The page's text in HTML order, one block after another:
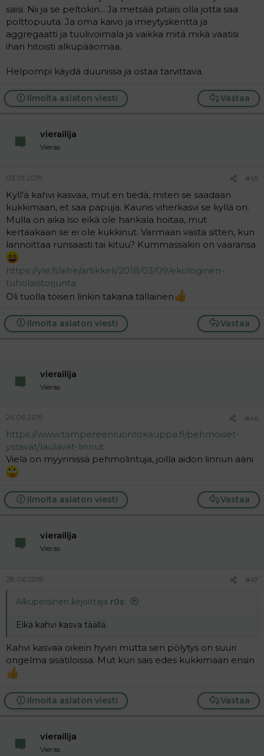
saisi. Nii ja se peltokin... Ja metsää pitäiis olla jotta saa
polttopuuta. Ja oma kaivo ja imeytyskenttä ja
aggregaatti ja tuulivoimala ja vaikka mitä mikä vaatisi
ihan hitoisti alkupääomaa.
Helpompi käydä duunissa ja ostaa tarvittava.
Vastaa
Ilmoita asiaton viesti
vierailija
Vieras
03.01.2019 #45
Kyll'ä kahvi kasvaa, mut en tiedä, miten se saadaan
kukkimaan, et saa papuja. Kaunis viherkasvi se kyllä on.
Mulla on aika iso eikä ole hankala hoitaa, mut
kertaakaan se ei ole kukkinut. Varmaan vasta sitten, kun
lannoittaa runsaasti tai kituu? Kummassakin on vaaransa
https://yle.fi/aihe/artikkeli/2018/03/09/ekologinen-
tuholaistorjunta
Oli tuolla toisen linkin takana tällainen
Vastaa
Ilmoita asiaton viesti
vierailija
Vieras
26.06.2019 #46
https://www.tampereenluontokauppa.fi/pehmoiset-
ystavat/laulavat-linnut
Vielä on myynnissä pehmolintuja, joilla aidon linnun ääni
Vastaa
Ilmoita asiaton viesti
vierailija
Vieras
28.06.2019 #47
Alkuperäinen kirjoittaja r0s:
Eikä kahvi kasva täällä.
Kahvi kasvaa oikein hyvin mutta sen pölytys on suuri
ongelma sisätiloissa. Mut kun sais edes kukkimaan ensin
Vastaa
Ilmoita asiaton viesti
vierailija
Vieras